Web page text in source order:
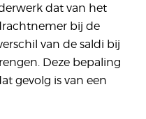
dat van het
bij de
van de saldi bij
Deze bepaling
gevolg is van een